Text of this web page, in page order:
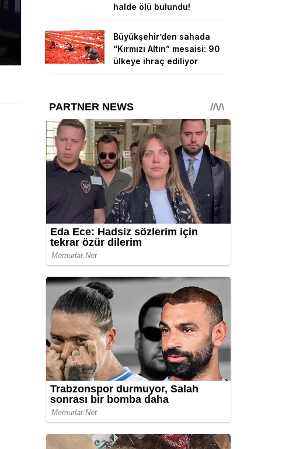
halde ölü bulundu!
Büyükşehir’den sahada
“Kırmızı Altın” mesaisi: 90
ülkeye ihraç ediliyor